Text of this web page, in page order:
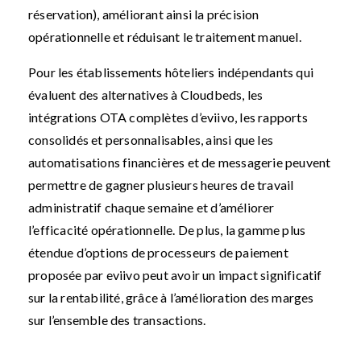
réservation), améliorant ainsi la précision
opérationnelle et réduisant le traitement manuel.
Pour les établissements hôteliers indépendants qui
évaluent des alternatives à Cloudbeds, les
intégrations OTA complètes d’eviivo, les rapports
consolidés et personnalisables, ainsi que les
automatisations financières et de messagerie peuvent
permettre de gagner plusieurs heures de travail
administratif chaque semaine et d’améliorer
l’efficacité opérationnelle. De plus, la gamme plus
étendue d’options de processeurs de paiement
proposée par eviivo peut avoir un impact significatif
sur la rentabilité, grâce à l’amélioration des marges
sur l’ensemble des transactions.